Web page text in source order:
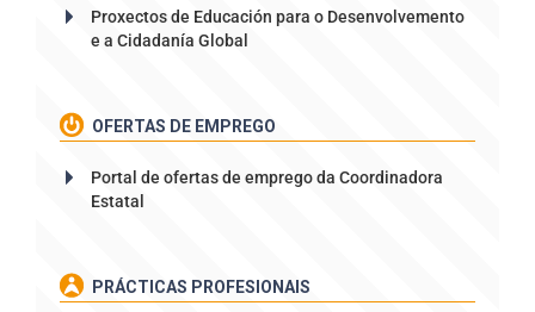
Proxectos de Educación para o Desenvolvemento
e a Cidadanía Global
OFERTAS DE EMPREGO
Portal de ofertas de emprego da Coordinadora
Estatal
PRÁCTICAS PROFESIONAIS